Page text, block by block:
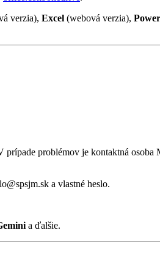
verzia), Excel (webová verzia),
problémov je kontaktná
a vlastné heslo.
a ďalšie.